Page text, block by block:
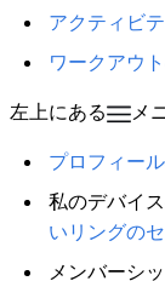
アクティビ
ワークアウ
左上にある メ
プロフィール
私のデバイ
いリングの
メンバーシ